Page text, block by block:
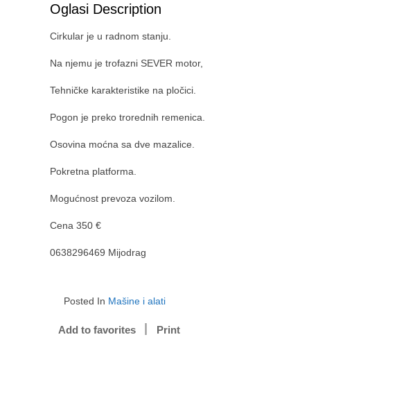
Oglasi Description
Cirkular je u radnom stanju.
Na njemu je trofazni SEVER motor,
Tehničke karakteristike na pločici.
Pogon je preko trorednih remenica.
Osovina moćna sa dve mazalice.
Pokretna platforma.
Mogućnost prevoza vozilom.
Cena 350 €
0638296469 Mijodrag
Posted In Mašine i alati
Add to favorites Print